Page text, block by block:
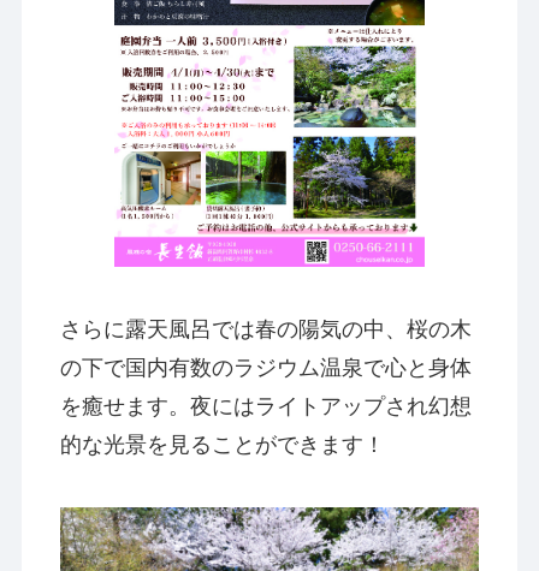
さらに露天風呂では春の陽気の中、桜の木
の下で国内有数のラジウム温泉で心と身体
を癒せます。夜にはライトアップされ幻想
的な光景を見ることができます！